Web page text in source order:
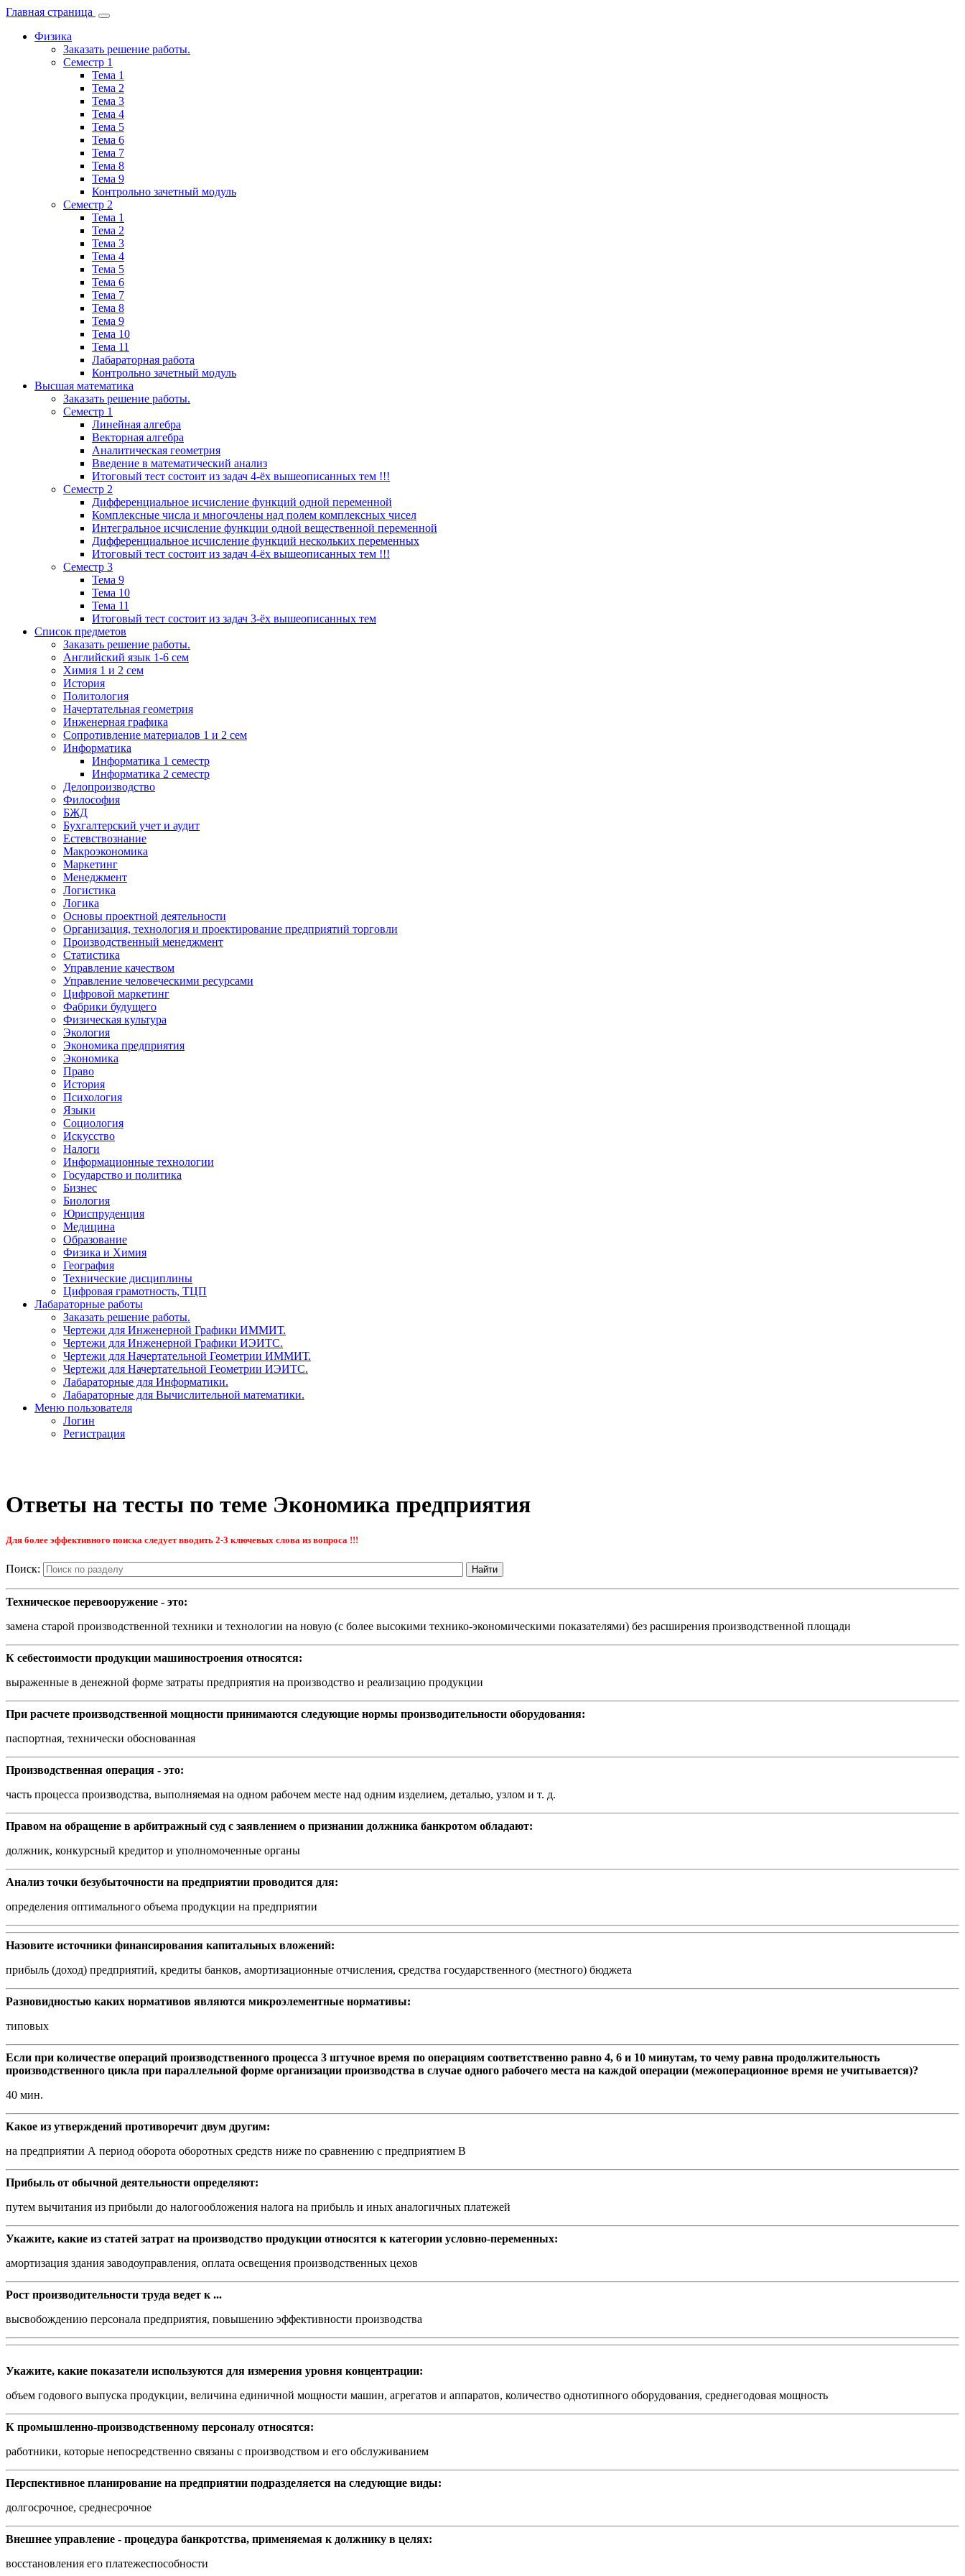
Главная страница
Физика
Заказать решение работы.
Семестр 1
Тема 1
Тема 2
Тема 3
Тема 4
Тема 5
Тема 6
Тема 7
Тема 8
Тема 9
Контрольно зачетный модуль
Семестр 2
Тема 1
Тема 2
Тема 3
Тема 4
Тема 5
Тема 6
Тема 7
Тема 8
Тема 9
Тема 10
Тема 11
Лабараторная работа
Контрольно зачетный модуль
Высшая математика
Заказать решение работы.
Семестр 1
Линейная алгебра
Векторная алгебра
Аналитическая геометрия
Введение в математический анализ
Итоговый тест состоит из задач 4-ёх вышеописанных тем !!!
Семестр 2
Дифференциальное исчисление функций одной переменной
Комплексные числа и многочлены над полем комплексных чисел
Интегральное исчисление функции одной вещественной переменной
Дифференциальное исчисление функций нескольких переменных
Итоговый тест состоит из задач 4-ёх вышеописанных тем !!!
Семестр 3
Тема 9
Тема 10
Тема 11
Итоговый тест состоит из задач 3-ёх вышеописанных тем
Список предметов
Заказать решение работы.
Английский язык 1-6 сем
Химия 1 и 2 сем
История
Политология
Начертательная геометрия
Инженерная графика
Сопротивление материалов 1 и 2 сем
Информатика
Информатика 1 семестр
Информатика 2 семестр
Делопроизводство
Философия
БЖД
Бухгалтерский учет и аудит
Естевствознание
Макроэкономика
Маркетинг
Менеджмент
Логистика
Логика
Основы проектной деятельности
Организация, технология и проектирование предприятий торговли
Производственный менеджмент
Статистика
Управление качеством
Управление человеческими ресурсами
Цифровой маркетинг
Фабрики будущего
Физическая культура
Экология
Экономика предприятия
Экономика
Право
История
Психология
Языки
Социология
Искусство
Налоги
Информационные технологии
Государство и политика
Бизнес
Биология
Юриспруденция
Медицина
Образование
Физика и Химия
География
Технические дисциплины
Цифровая грамотность, ТЦП
Лабараторные работы
Заказать решение работы.
Чертежи для Инженерной Графики ИММИТ.
Чертежи для Инженерной Графики ИЭИТС.
Чертежи для Начертательной Геометрии ИММИТ.
Чертежи для Начертательной Геометрии ИЭИТС.
Лабараторные для Информатики.
Лабараторные для Вычислительной математики.
Меню пользователя
Логин
Регистрация
Ответы на тесты по теме Экономика предприятия
Для более эффективного поиска следует вводить 2-3 ключевых слова из вопроса !!!
Поиск:
Техническое перевооружение - это:
замена старой производственной техники и технологии на новую (с более высокими технико-экономическими показателями) без расширения производственной площади
К себестоимости продукции машиностроения относятся:
выраженные в денежной форме затраты предприятия на производство и реализацию продукции
При расчете производственной мощности принимаются следующие нормы производительности оборудования:
паспортная, технически обоснованная
Производственная операция - это:
часть процесса производства, выполняемая на одном рабочем месте над одним изделием, деталью, узлом и т. д.
Правом на обращение в арбитражный суд с заявлением о признании должника банкротом обладают:
должник, конкурсный кредитор и уполномоченные органы
Анализ точки безубыточности на предприятии проводится для:
определения оптимального объема продукции на предприятии
Назовите источники финансирования капитальных вложений:
прибыль (доход) предприятий, кредиты банков, амортизационные отчисления, средства государственного (местного) бюджета
Разновидностью каких нормативов являются микроэлементные нормативы:
типовых
Если при количестве операций производственного процесса 3 штучное время по операциям соответственно равно 4, 6 и 10 минутам, то чему равна продолжительность
производственного цикла при параллельной форме организации производства в случае одного рабочего места на каждой операции (межоперационное время не учитывается)?
40 мин.
Какое из утверждений противоречит двум другим:
на предприятии А период оборота оборотных средств ниже по сравнению с предприятием В
Прибыль от обычной деятельности определяют:
путем вычитания из прибыли до налогообложения налога на прибыль и иных аналогичных платежей
Укажите, какие из статей затрат на производство продукции относятся к категории условно-переменных:
амортизация здания заводоуправления, оплата освещения производственных цехов
Рост производительности труда ведет к ...
высвобождению персонала предприятия, повышению эффективности производства
Укажите, какие показатели используются для измерения уровня концентрации:
объем годового выпуска продукции, величина единичной мощности машин, агрегатов и аппаратов, количество однотипного оборудования, среднегодовая мощность
К промышленно-производственному персоналу относятся:
работники, которые непосредственно связаны с производством и его обслуживанием
Перспективное планирование на предприятии подразделяется на следующие виды:
долгосрочное, среднесрочное
Внешнее управление - процедура банкротства, применяемая к должнику в целях:
восстановления его платежеспособности